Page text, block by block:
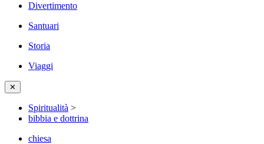
Divertimento
Santuari
Storia
Viaggi
✕
Spiritualità >
bibbia e dottrina
chiesa